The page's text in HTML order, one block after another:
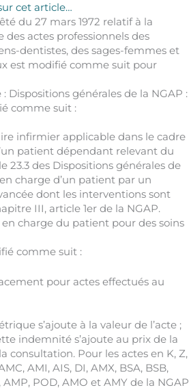
cet article…
du 27 mars 1972 relatif à la
actes professionnels des
dentistes, des sages-femmes et
est modifié comme suit pour
Dispositions générales de la NGAP :
comme suit :
infirmier applicable dans le cadre
patient dépendant relevant du
23.3 des Dispositions générales de
charge d’un patient par un
dont les interventions sont
III, article 1er de la NGAP.
charge du patient pour des soins
comme suit :
pour actes effectués au
s’ajoute à la valeur de l’acte ;
indemnité s’ajoute au prix de la
consultation. Pour les actes en K, Z,
AMI, AIS, DI, AMX, BSA, BSB,
AMP, POD, AMO et AMY de la NGAP